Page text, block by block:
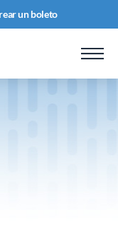
un boleto